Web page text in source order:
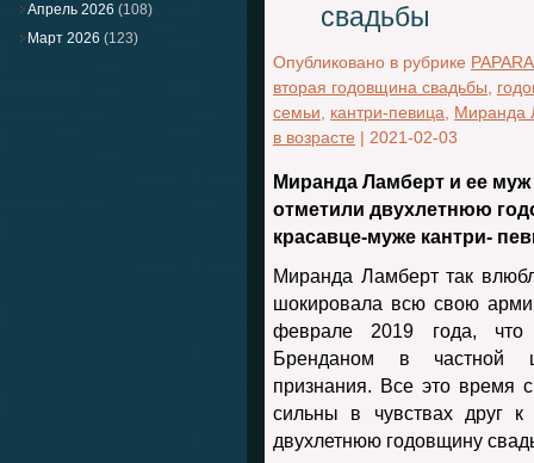
Апрель 2026 (108)
Март 2026 (123)
свадьбы
Опубликовано в рубрике
вторая годовщина свадьбы
семьи
кантри-певица
Миранда
в возрасте | 2021-02-03
Миранда Ламберт и ее
отметили двухлетнюю
красавце-муже кантри-
Миранда Ламберт так
шокировала всю свою
феврале 2019 года, что
Бренданом в частной
признания. Все это время
сильны в чувствах друг
двухлетнюю годовщину